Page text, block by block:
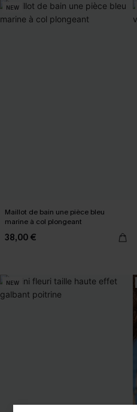
NEW
Maillot de bain une pièce bleu
marine à col plongeant
38,00 €
NEW